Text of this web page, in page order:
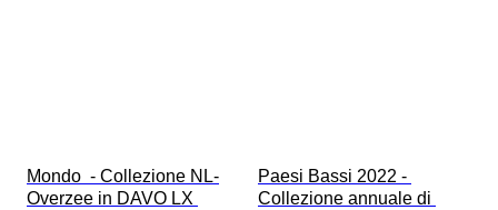
Mondo  - Collezione NL-
Overzee in DAVO LX
Paesi Bassi 2022 -
Collezione annuale di